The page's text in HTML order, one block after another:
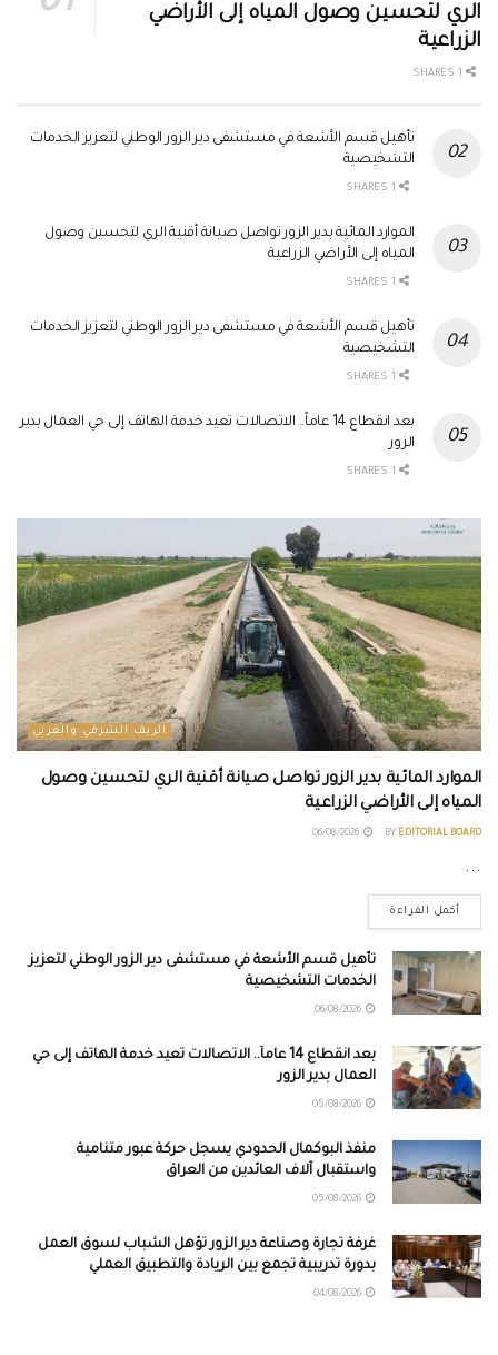
الري لتحسين وصول المياه إلى الأراضي
الزراعية
تأهيل قسم الأشعة في مستشفى دير الزور الوطني لتعزيز الخدمات
التشخيصية
الموارد المائية بدير الزور تواصل صيانة أقنية الري لتحسين وصول
المياه إلى الأراضي الزراعية
تأهيل قسم الأشعة في مستشفى دير الزور الوطني لتعزيز الخدمات
التشخيصية
بعد انقطاع 14 عاماً.. الاتصالات تعيد خدمة الهاتف إلى حي العمال بدير
الزور
الريف الشرقي والغربي
الموارد المائية بدير الزور تواصل صيانة أقنية الري لتحسين وصول
المياه إلى الأراضي الزراعية
BY EDITORIAL BOARD
...
أكمل القراءة
تأهيل قسم الأشعة في مستشفى دير الزور الوطني لتعزيز
الخدمات التشخيصية
بعد انقطاع 14 عاماً.. الاتصالات تعيد خدمة الهاتف إلى حي
العمال بدير الزور
منفذ البوكمال الحدودي يسجل حركة عبور متنامية
واستقبال آلاف العائدين من العراق
غرفة تجارة وصناعة دير الزور تؤهل الشباب لسوق العمل
بدورة تدريبية تجمع بين الريادة والتطبيق العملي